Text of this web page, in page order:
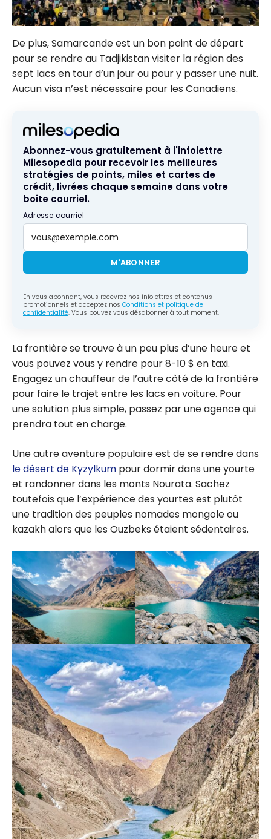
De plus, Samarcande est un bon point de départ
pour se rendre au Tadjikistan visiter la région des
sept lacs en tour d’un jour ou pour y passer une nuit.
Aucun visa n’est nécessaire pour les Canadiens.
Abonnez-vous gratuitement à l'infolettre
Milesopedia pour recevoir les meilleures
stratégies de points, miles et cartes de
crédit, livrées chaque semaine dans votre
boîte courriel.
Adresse courriel
M'ABONNER
En vous abonnant, vous recevrez nos infolettres et contenus
promotionnels et acceptez nos Conditions et politique de
confidentialité. Vous pouvez vous désabonner à tout moment.
La frontière se trouve à un peu plus d’une heure et
vous pouvez vous y rendre pour 8-10 $ en taxi.
Engagez un chauffeur de l’autre côté de la frontière
pour faire le trajet entre les lacs en voiture. Pour
une solution plus simple, passez par une agence qui
prendra tout en charge.
Une autre aventure populaire est de se rendre dans
le désert de Kyzylkum pour dormir dans une yourte
et randonner dans les monts Nourata. Sachez
toutefois que l’expérience des yourtes est plutôt
une tradition des peuples nomades mongole ou
kazakh alors que les Ouzbeks étaient sédentaires.